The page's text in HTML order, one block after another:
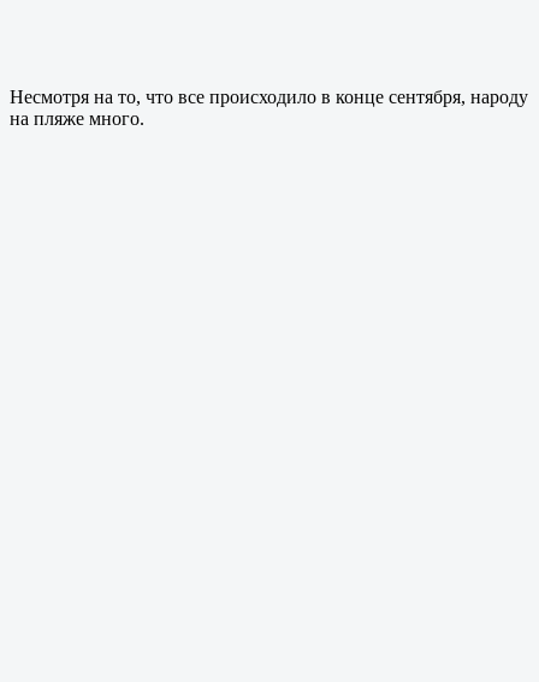
Несмотря на то, что все происходило в конце сентября, народу
на пляже много.